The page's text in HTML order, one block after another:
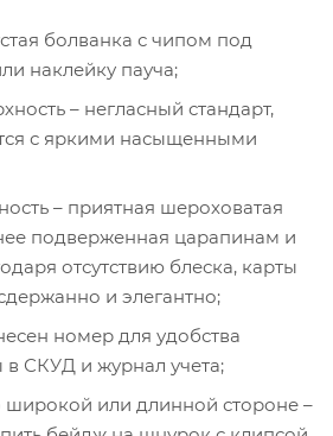
болванка с чипом под
наклейку пауча;
– негласный стандарт,
с яркими насыщенными
– приятная шероховатая
подверженная царапинам и
отсутствию блеска, карты
и элегантно;
номер для удобства
в СКУД и журнал учета;
широкой или длинной стороне –